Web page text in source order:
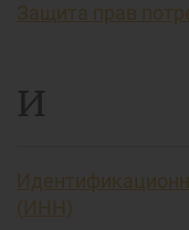
Защита прав
И
(ИНН)